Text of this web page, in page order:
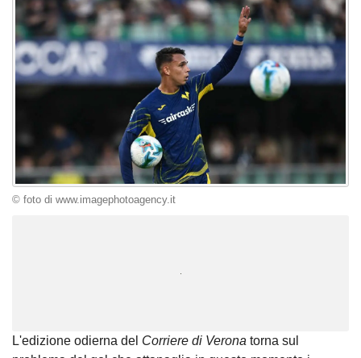
© foto di www.imagephotoagency.it
L'edizione odierna del Corriere di Verona torna sul